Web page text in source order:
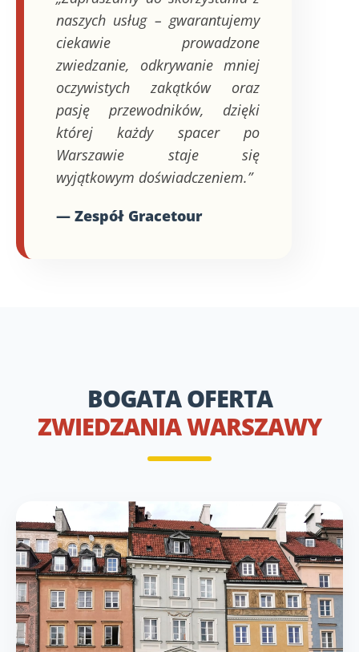
naszych usług – gwarantujemy
ciekawie prowadzone
zwiedzanie, odkrywanie mniej
oczywistych zakątków oraz
pasję przewodników, dzięki
której każdy spacer po
Warszawie staje się
wyjątkowym doświadczeniem.”
— Zespół Gracetour
BOGATA OFERTA
ZWIEDZANIA WARSZAWY